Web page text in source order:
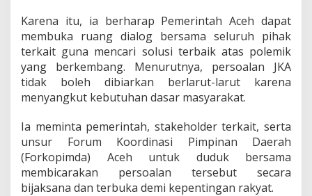
Karena itu, ia berharap Pemerintah Aceh dapat
membuka ruang dialog bersama seluruh pihak
terkait guna mencari solusi terbaik atas polemik
yang berkembang. Menurutnya, persoalan JKA
tidak boleh dibiarkan berlarut-larut karena
menyangkut kebutuhan dasar masyarakat.
Ia meminta pemerintah, stakeholder terkait, serta
unsur Forum Koordinasi Pimpinan Daerah
(Forkopimda) Aceh untuk duduk bersama
membicarakan persoalan tersebut secara
bijaksana dan terbuka demi kepentingan rakyat.